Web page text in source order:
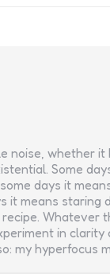
noise, whether it
Some
days it
it means staring
Whatever
in clarity
my hyperfocus